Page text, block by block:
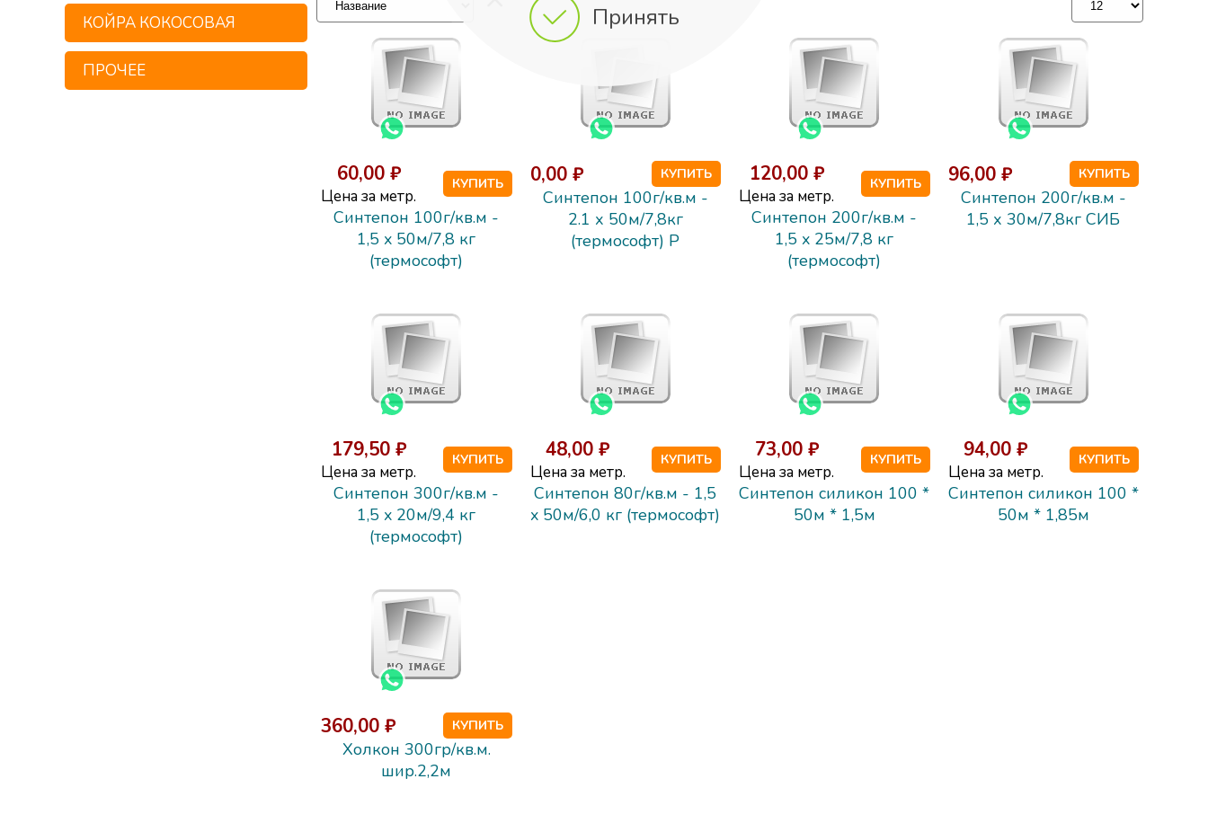
Принять
КОЙРА КОКОСОВАЯ
ПРОЧЕЕ
60,00 ₽
Цена за метр.
КУПИТЬ
Синтепон 100г/кв.м -
1,5 x 50м/7,8 кг
(термософт)
0,00 ₽ КУПИТЬ
Синтепон 100г/кв.м -
2.1 х 50м/7,8кг
(термософт) Р
120,00 ₽
Цена за метр.
КУПИТЬ
Синтепон 200г/кв.м -
1,5 x 25м/7,8 кг
(термософт)
96,00 ₽ КУПИТЬ
Синтепон 200г/кв.м -
1,5 х 30м/7,8кг СИБ
179,50 ₽
Цена за метр.
КУПИТЬ
Синтепон 300г/кв.м -
1,5 x 20м/9,4 кг
(термософт)
48,00 ₽
Цена за метр.
КУПИТЬ
Синтепон 80г/кв.м - 1,5
x 50м/6,0 кг (термософт)
73,00 ₽
Цена за метр.
КУПИТЬ
Синтепон силикон 100 *
50м * 1,5м
94,00 ₽
Цена за метр.
КУПИТЬ
Синтепон силикон 100 *
50м * 1,85м
360,00 ₽ КУПИТЬ
Холкон 300гр/кв.м.
шир.2,2м